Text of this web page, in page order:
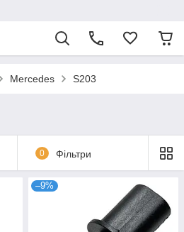
Mercedes S203
0 Фільтри
–9%